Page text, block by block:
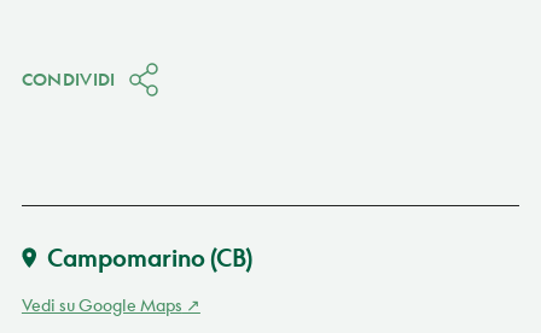
CONDIVIDI
Campomarino(CB)
Vedi su Google Maps